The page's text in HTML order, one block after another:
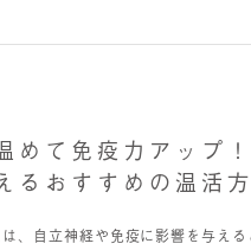
めて免疫力アップ
るおすすめの温活
、自立神経や免疫に影響を与える